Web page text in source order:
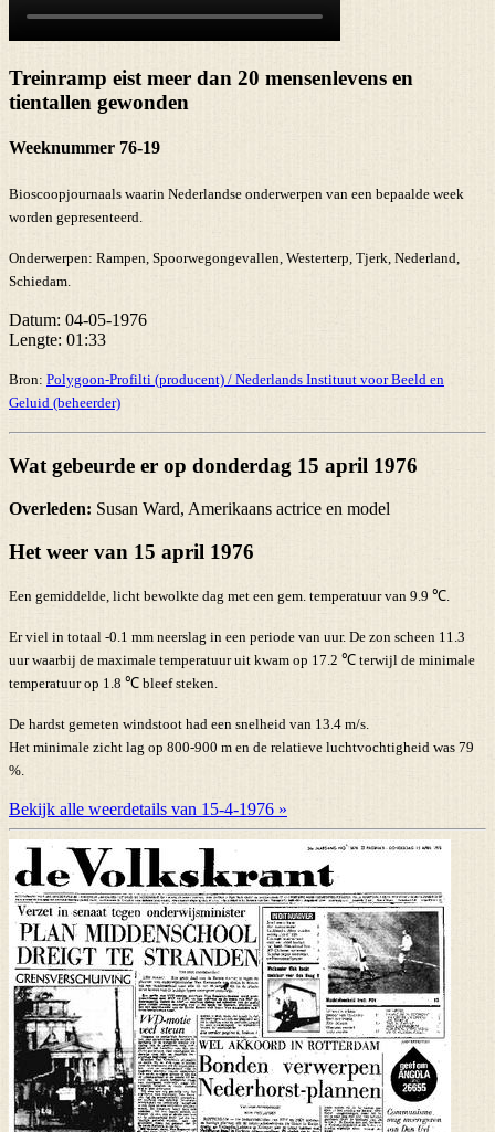
Treinramp eist meer dan 20 mensenlevens en
tientallen gewonden
Weeknummer 76-19
Bioscoopjournaals waarin Nederlandse onderwerpen van een bepaalde week
worden gepresenteerd.
Onderwerpen: Rampen, Spoorwegongevallen, Westerterp, Tjerk, Nederland,
Schiedam.
Datum: 04-05-1976
Lengte: 01:33
Bron: Polygoon-Profilti (producent) / Nederlands Instituut voor Beeld en
Geluid (beheerder)
Wat gebeurde er op donderdag 15 april 1976
Overleden: Susan Ward, Amerikaans actrice en model
Het weer van 15 april 1976
Een gemiddelde, licht bewolkte dag met een gem. temperatuur van 9.9 ℃.
Er viel in totaal -0.1 mm neerslag in een periode van uur. De zon scheen 11.3
uur waarbij de maximale temperatuur uit kwam op 17.2 ℃ terwijl de minimale
temperatuur op 1.8 ℃ bleef steken.
De hardst gemeten windstoot had een snelheid van 13.4 m/s.
Het minimale zicht lag op 800-900 m en de relatieve luchtvochtigheid was 79
%.
Bekijk alle weerdetails van 15-4-1976 »